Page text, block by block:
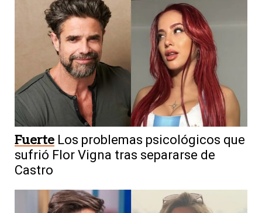
Fuerte Los problemas psicológicos que
sufrió Flor Vigna tras separarse de
Castro